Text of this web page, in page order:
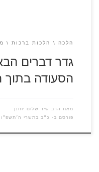
הלכה הלכות ברכות
גדר דברים
הסעודה בתוך
מאת הרב שיר שלום יוחנן
פורסם ב-
כ״ב בתשרי ה׳תשפ״ו